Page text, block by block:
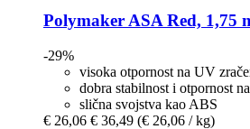
PolymakerASA Red, 1,75
-29%
visoka otpornost na UV
dobra stabilnost i otpornost
slična svojstva kao ABS
€ 26,06 € 36,49 (€ 26,06 / kg)